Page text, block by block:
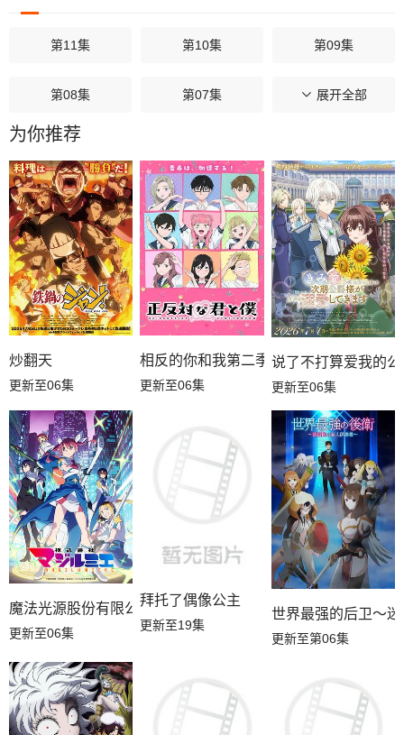
第11集 第10集 第09集
第08集 第07集 第06集
第05集
第02集 第01集
展开全部
为你推荐
炒翻天
更新至06集
相反的你和我第二季
更新至06集
说了不打算爱我的
更新至06集
魔法光源股份有限公司第二季
更新至06集
拜托了偶像公主
更新至19集
世界最强的后卫～
更新至第06集